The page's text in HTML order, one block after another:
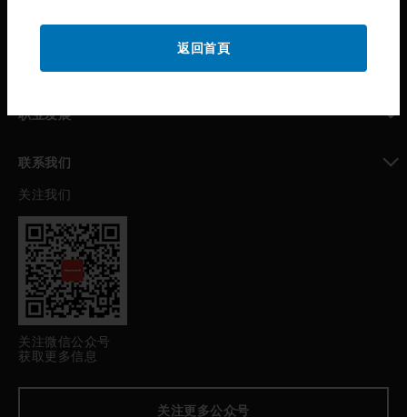
职业发展
联系我们
toggle view
关注我们
关注微信公众号
获取更多信息
关注更多公众号
返回首頁